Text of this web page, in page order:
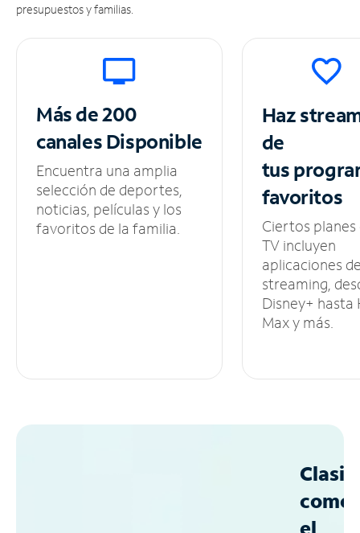
presupuestos y familias.
Más de 200
canalesDisponible
Encuentra una amplia
selección de deportes,
noticias, películas y los
favoritos de la familia.
Haz
de
tus
favoritos
Ciertos planes
TV incluyen
aplicaciones
streaming,
Disney+ hasta
Max y más.
como
el